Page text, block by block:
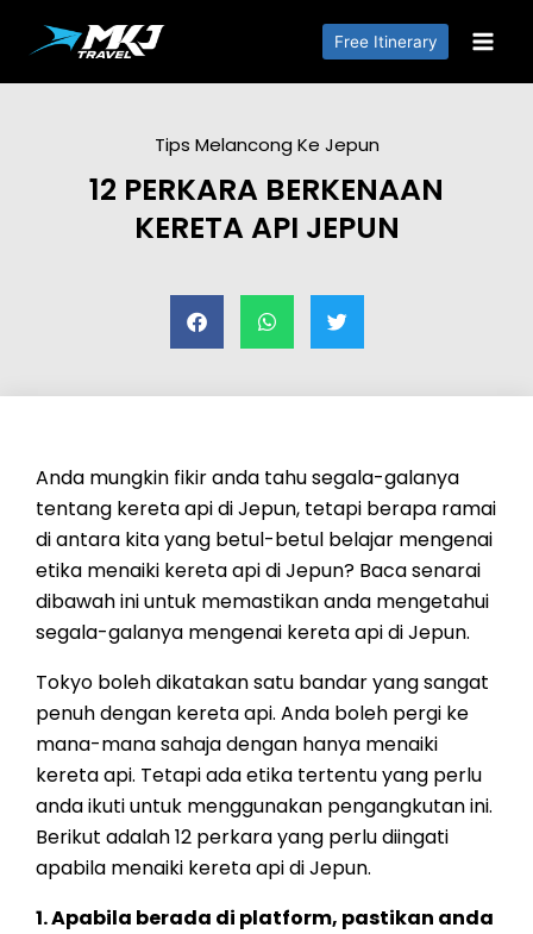
Free Itinerary
Tips Melancong Ke Jepun
12 PERKARA BERKENAAN
KERETA API JEPUN
Anda mungkin fikir anda tahu segala-galanya
tentang kereta api di Jepun, tetapi berapa ramai
di antara kita yang betul-betul belajar mengenai
etika menaiki kereta api di Jepun? Baca senarai
dibawah ini untuk memastikan anda mengetahui
segala-galanya mengenai kereta api di Jepun.
Tokyo boleh dikatakan satu bandar yang sangat
penuh dengan kereta api. Anda boleh pergi ke
mana-mana sahaja dengan hanya menaiki
kereta api. Tetapi ada etika tertentu yang perlu
anda ikuti untuk menggunakan pengangkutan ini.
Berikut adalah 12 perkara yang perlu diingati
apabila menaiki kereta api di Jepun.
1. Apabila berada di platform, pastikan anda